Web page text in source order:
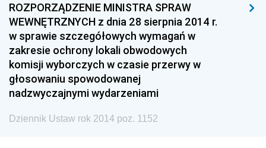
ROZPORZĄDZENIE MINISTRA SPRAW
WEWNĘTRZNYCH z dnia 28 sierpnia 2014 r.
w sprawie szczegółowych wymagań w
zakresie ochrony lokali obwodowych
komisji wyborczych w czasie przerwy w
głosowaniu spowodowanej
nadzwyczajnymi wydarzeniami
Dziennik Ustaw rok 2014 poz. 1152